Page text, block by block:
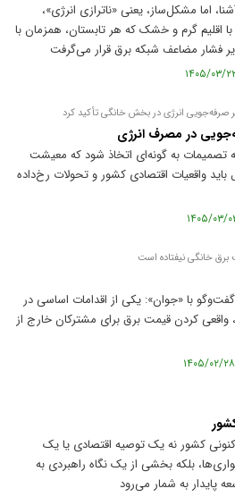
اما مشکل‌ساز، یعنی «ناترازی انرژی»،
اقلیم گرم و خشک که هر تابستان، همزمان با
فشار مضاعف شبکه برق قرار می‌گرفت
صرفه‌جویی انرژی در بخش خانگی تأکید کرد
در مصرف انرژی
به گونه‌ای اتخاذ شود که معیشت
باید واقعیات اقتصادی کشور و تحولات رخ‌داده
برق خانگی نیفتاده است
با «جوان»: یکی از اقدامات اساسی در
واقعی کردن قیمت برق برای مشترکان خارج از
کشور نه یک توصیه اقتصادی یا یک
بلکه بخشی از یک نگاه راهبردی به
پایدار به شمار می‌رود